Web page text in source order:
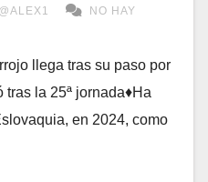
@ALEX1 NO HAY
llega tras su paso por
la 25ª jornada♦Ha
en 2024, como